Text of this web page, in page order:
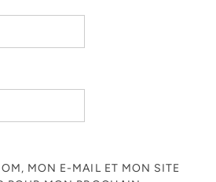
MON E-MAIL ET MON SITE